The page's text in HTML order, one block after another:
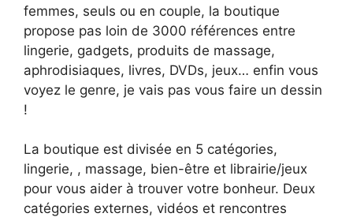
femmes, seuls ou en couple, la boutique
propose pas loin de 3000 références entre
lingerie, gadgets, produits de massage,
aphrodisiaques, livres, DVDs, jeux… enfin vous
voyez le genre, je vais pas vous faire un dessin
!
La boutique est divisée en 5 catégories,
lingerie, , massage, bien-être et librairie/jeux
pour vous aider à trouver votre bonheur. Deux
catégories externes, vidéos et rencontres